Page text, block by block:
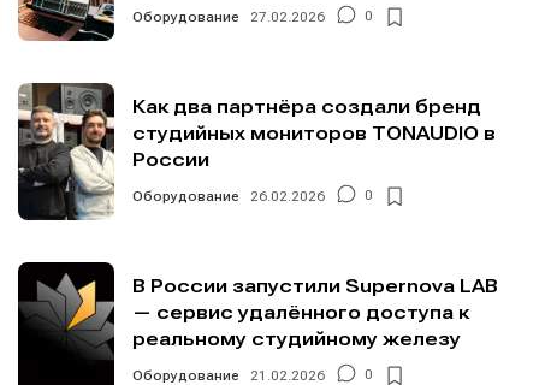
Оборудование 27.02.2026 0
Как два партнёра создали бренд
студийных мониторов TONAUDIO в
России
Оборудование 26.02.2026 0
В России запустили Supernova LAB
— сервис удалённого доступа к
реальному студийному железу
Оборудование 21.02.2026 0